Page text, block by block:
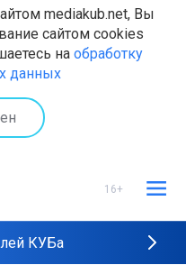
mediakub.net, Вы
сайтом cookies
на обработку
данных
16+
КУБа